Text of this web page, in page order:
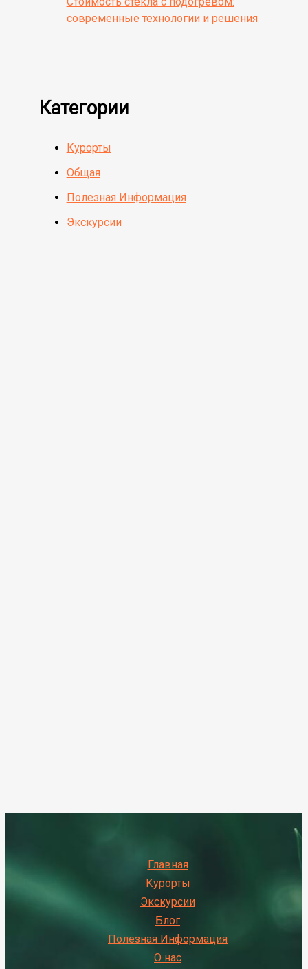
современные технологии и решения
Категории
Курорты
Общая
Полезная Информация
Экскурсии
Главная
Курорты
Экскурсии
Блог
Полезная Информация
О нас